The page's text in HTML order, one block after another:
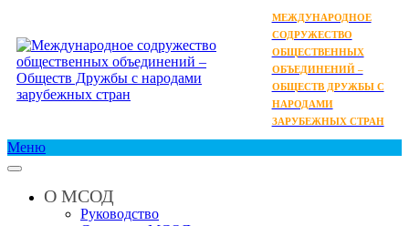
МЕЖДУНАРОДНОЕ
СОДРУЖЕСТВО
ОБЩЕСТВЕННЫХ
ОБЪЕДИНЕНИЙ –
ОБЩЕСТВ ДРУЖБЫ С
НАРОДАМИ
ЗАРУБЕЖНЫХ СТРАН
Меню
О МСОД
Руководство